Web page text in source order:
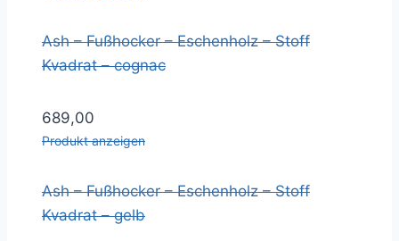
Ash – Fußhocker – Eschenholz – Stoff
Kvadrat – cognac
689,00
Produkt anzeigen
Ash – Fußhocker – Eschenholz – Stoff
Kvadrat – gelb